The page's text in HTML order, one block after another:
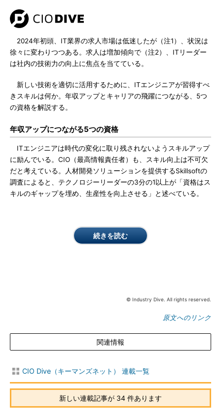
2024年初頭、IT業界の求人市場は低迷したが（注1）、状況は
徐々に変わりつつある。求人は増加傾向で（注2）、ITリーダー
は社内の技術力の向上に焦点を当てている。
新しい技術を適切に活用するために、ITエンジニアが習得すべ
きスキルは何か。年収アップとキャリアの飛躍につながる、5つ
の資格を解説する。
年収アップにつながる5つの資格
ITエンジニアは時代の変化に取り残されないようスキルアップ
に励んでいる。CIO（最高情報責任者）も、スキル向上は不可欠
だと考えている。人材開発ソリューションを提供するSkillsoftの
調査によると、テクノロジーリーダーの3分の1以上が「資格はス
キルのギャップを埋め、生産性を向上させる」と述べている。
続きを読む
© Industry Dive. All rights reserved.
原文へのリンク
関連情報
CIO Dive（キーマンズネット） 連載一覧
新しい連載記事が 34 件あります